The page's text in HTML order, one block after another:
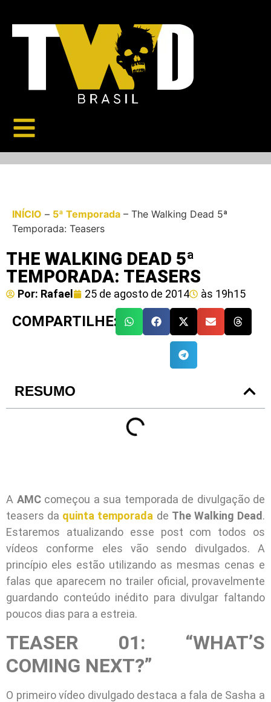
INÍCIO – 5ª Temporada – The Walking Dead 5ª
Temporada: Teasers
THE WALKING DEAD 5ª
TEMPORADA: TEASERS
Por: Rafael 25 de agosto de 2014 às 19h15
COMPARTILHE:
RESUMO
A AMCcomeçou a sua temporada de divulgação de
teasers da quinta temporada de The Walking Dead.
Estaremos atualizando esse post com todos os
vídeos conforme eles vão sendo divulgados. A
princípio eles estão utilizando as mesmas cenas e
falas que aparecem no trailer oficial, provavelmente
guardando conteúdo inédito para divulgar faltando
poucos dias para a estreia.
TEASER 01: “WHAT’S
COMING NEXT?”
O primeiro vídeo divulgado destaca a fala de Sasha a